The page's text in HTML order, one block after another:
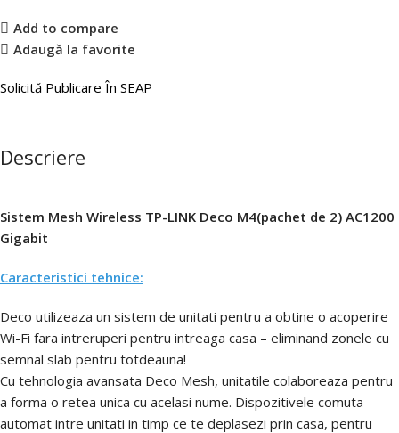
Add to compare
Adaugă la favorite
Solicită Publicare În SEAP
Descriere
Sistem Mesh Wireless TP-LINK Deco M4(pachet de 2) AC1200
Gigabit
Caracteristici tehnice:
Deco utilizeaza un sistem de unitati pentru a obtine o acoperire
Wi-Fi fara intreruperi pentru intreaga casa – eliminand zonele cu
semnal slab pentru totdeauna!
Cu tehnologia avansata Deco Mesh, unitatile colaboreaza pentru
a forma o retea unica cu acelasi nume. Dispozitivele comuta
automat intre unitati in timp ce te deplasezi prin casa, pentru